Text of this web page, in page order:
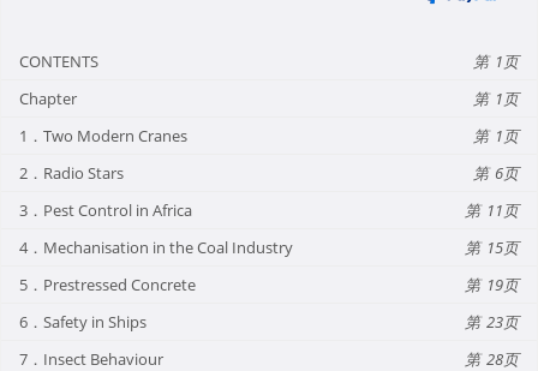
CONTENTS
1
Chapter
1
1．Two Modern Cranes
1
2．Radio Stars
6
3．Pest Control in Africa
11
4．Mechanisation in the Coal Industry
15
5．Prestressed Concrete
19
6．Safety in Ships
23
7．Insect Behaviour
28